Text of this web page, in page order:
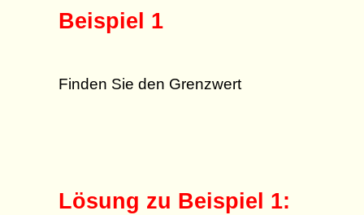
Beispiel 1
Finden Sie den Grenzwert
Lösung zu Beispiel 1: